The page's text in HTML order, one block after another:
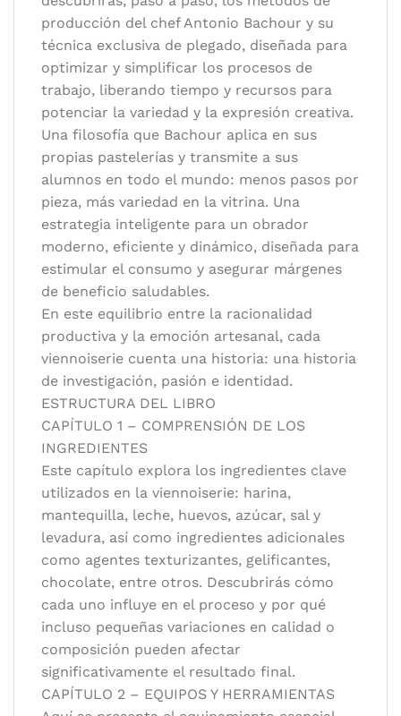
producción del chef Antonio Bachour y su
técnica exclusiva de plegado, diseñada para
optimizar y simplificar los procesos de
trabajo, liberando tiempo y recursos para
potenciar la variedad y la expresión creativa.
Una filosofía que Bachour aplica en sus
propias pastelerías y transmite a sus
alumnos en todo el mundo: menos pasos por
pieza, más variedad en la vitrina. Una
estrategia inteligente para un obrador
moderno, eficiente y dinámico, diseñada para
estimular el consumo y asegurar márgenes
de beneficio saludables.
En este equilibrio entre la racionalidad
productiva y la emoción artesanal, cada
viennoiserie cuenta una historia: una historia
de investigación, pasión e identidad.
ESTRUCTURA DEL LIBRO
CAPÍTULO 1 – COMPRENSIÓN DE LOS
INGREDIENTES
Este capítulo explora los ingredientes clave
utilizados en la viennoiserie: harina,
mantequilla, leche, huevos, azúcar, sal y
levadura, así como ingredientes adicionales
como agentes texturizantes, gelificantes,
chocolate, entre otros. Descubrirás cómo
cada uno influye en el proceso y por qué
incluso pequeñas variaciones en calidad o
composición pueden afectar
significativamente el resultado final.
CAPÍTULO 2 – EQUIPOS Y HERRAMIENTAS